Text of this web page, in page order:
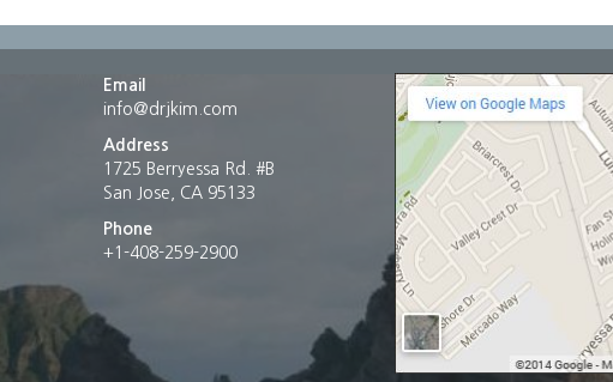
Email
info@drjkim.com
Address
1725 Berryessa Rd. #B
San Jose, CA 95133
Phone
+1-408-259-2900